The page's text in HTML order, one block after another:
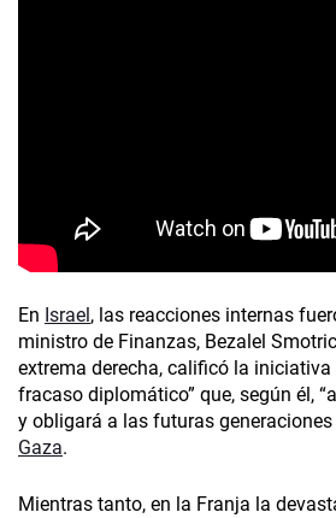
En Israel, las reacciones internas
ministro de Finanzas, Bezalel
extrema derecha, calificó la
fracaso diplomático” que, según él,
y obligará a las futuras
Gaza.
Mientras tanto, en la Franja la